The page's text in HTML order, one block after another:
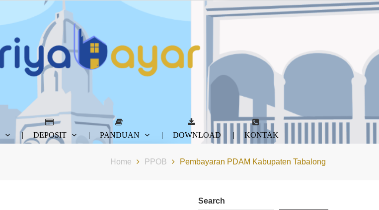
DEPOSIT PANDUAN DOWNLOAD KONTAK
Home PPOB Pembayaran PDAM Kabupaten Tabalong
Search